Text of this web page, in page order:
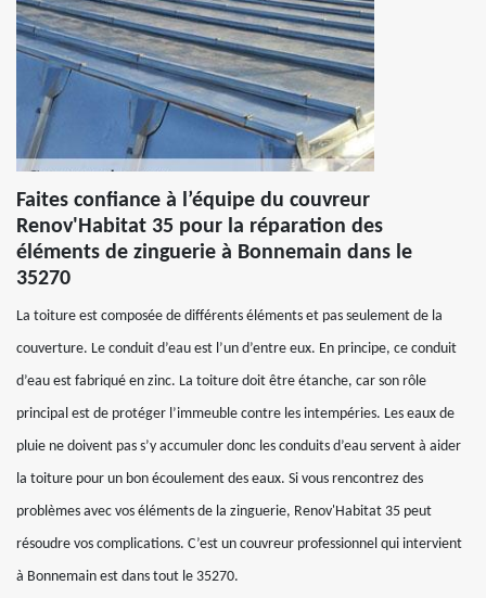
Faites confiance à l’équipe du couvreur
Renov'Habitat 35 pour la réparation des
éléments de zinguerie à Bonnemain dans le
35270
La toiture est composée de différents éléments et pas seulement de la
couverture. Le conduit d’eau est l’un d’entre eux. En principe, ce conduit
d’eau est fabriqué en zinc. La toiture doit être étanche, car son rôle
principal est de protéger l’immeuble contre les intempéries. Les eaux de
pluie ne doivent pas s’y accumuler donc les conduits d’eau servent à aider
la toiture pour un bon écoulement des eaux. Si vous rencontrez des
problèmes avec vos éléments de la zinguerie, Renov'Habitat 35 peut
résoudre vos complications. C’est un couvreur professionnel qui intervient
à Bonnemain est dans tout le 35270.